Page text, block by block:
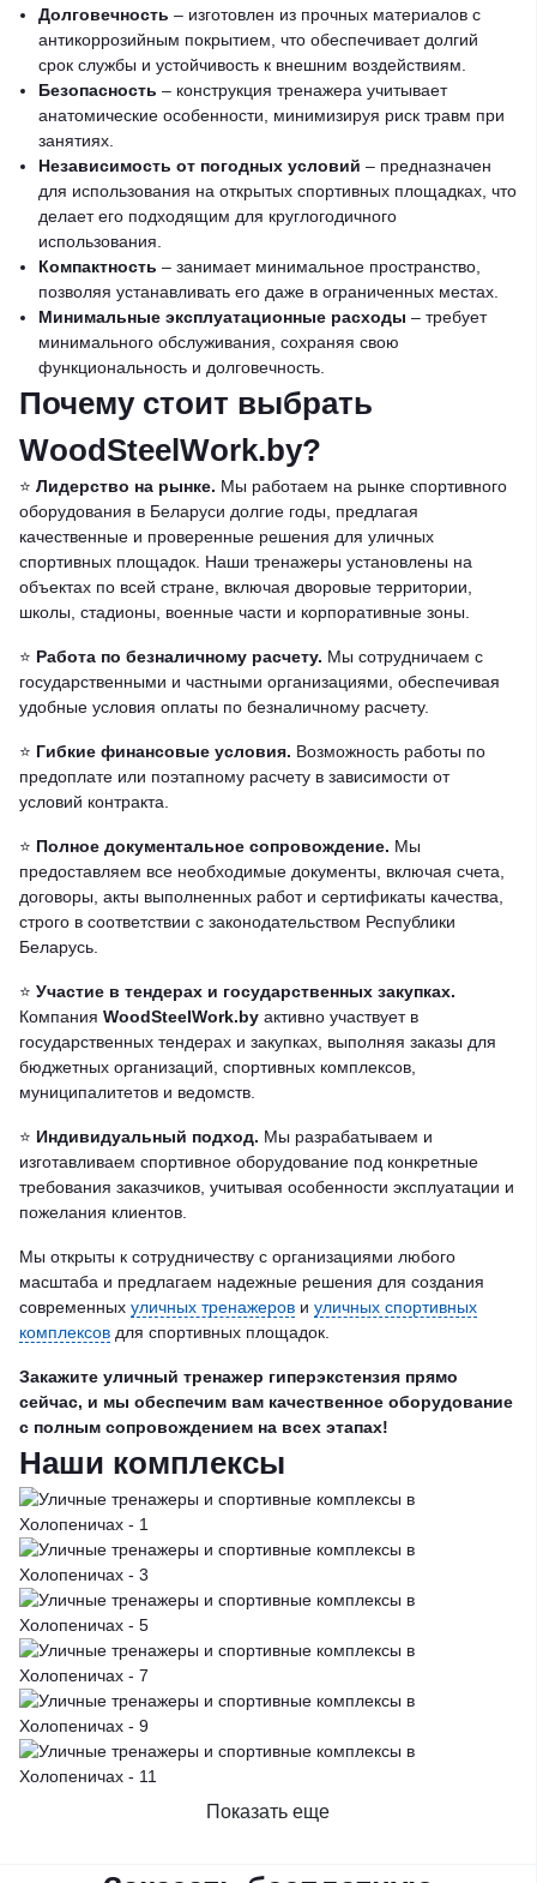
Долговечность – изготовлен из прочных материалов с
антикоррозийным покрытием, что обеспечивает долгий
срок службы и устойчивость к внешним воздействиям.
Безопасность – конструкция тренажера учитывает
анатомические особенности, минимизируя риск травм при
занятиях.
Независимость от погодных условий – предназначен
для использования на открытых спортивных площадках, что
делает его подходящим для круглогодичного
использования.
Компактность – занимает минимальное пространство,
позволяя устанавливать его даже в ограниченных местах.
Минимальные эксплуатационные расходы – требует
минимального обслуживания, сохраняя свою
функциональность и долговечность.
Почему стоит выбрать
WoodSteelWork.by?
⭐️ Лидерство на рынке. Мы работаем на рынке спортивного
оборудования в Беларуси долгие годы, предлагая
качественные и проверенные решения для уличных
спортивных площадок. Наши тренажеры установлены на
объектах по всей стране, включая дворовые территории,
школы, стадионы, военные части и корпоративные зоны.
⭐️ Работа по безналичному расчету. Мы сотрудничаем с
государственными и частными организациями, обеспечивая
удобные условия оплаты по безналичному расчету.
⭐️ Гибкие финансовые условия. Возможность работы по
предоплате или поэтапному расчету в зависимости от
условий контракта.
⭐️ Полное документальное сопровождение. Мы
предоставляем все необходимые документы, включая счета,
договоры, акты выполненных работ и сертификаты качества,
строго в соответствии с законодательством Республики
Беларусь.
⭐️ Участие в тендерах и государственных закупках.
Компания WoodSteelWork.by активно участвует в
государственных тендерах и закупках, выполняя заказы для
бюджетных организаций, спортивных комплексов,
муниципалитетов и ведомств.
⭐️ Индивидуальный подход. Мы разрабатываем и
изготавливаем спортивное оборудование под конкретные
требования заказчиков, учитывая особенности эксплуатации и
пожелания клиентов.
Мы открыты к сотрудничеству с организациями любого
масштаба и предлагаем надежные решения для создания
современных уличных тренажеров и уличных спортивных
комплексов для спортивных площадок.
Закажите уличный тренажер гиперэкстензия прямо
сейчас, и мы обеспечим вам качественное оборудование
с полным сопровождением на всех этапах!
Наши комплексы
Показать еще